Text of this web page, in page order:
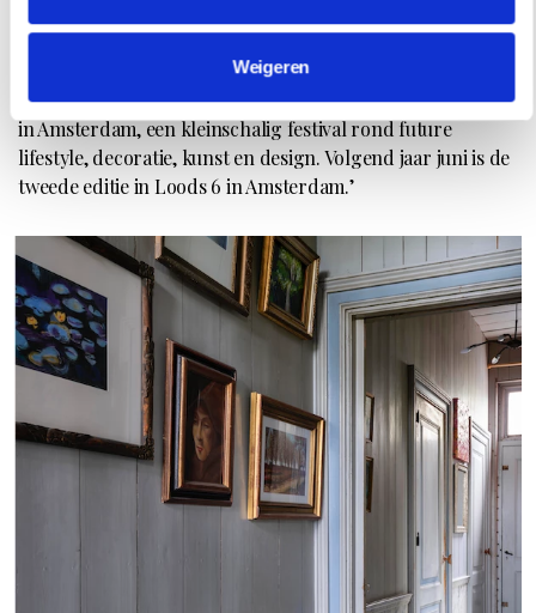
Weigeren
Collection, waarvan een tegel nu wordt geproduceerd
door Koninklijke Tichelaar in Makkum. Vorig jaar
organiseerden we voor het eerst Midsummer Inspiration
in Amsterdam, een kleinschalig festival rond future
lifestyle, decoratie, kunst en design. Volgend jaar juni is de
tweede editie in Loods 6 in Amsterdam.’